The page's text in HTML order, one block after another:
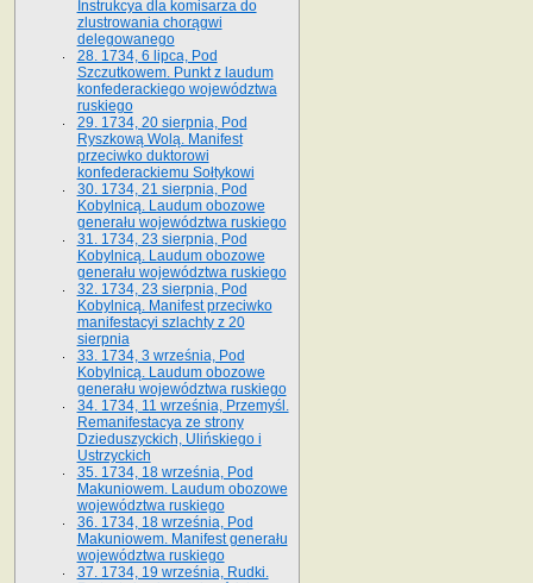
Instrukcya dla komisarza do
zlustrowania chorągwi
delegowanego
28. 1734, 6 lipca, Pod
Szczutkowem. Punkt z laudum
konfederackiego województwa
ruskiego
29. 1734, 20 sierpnia, Pod
Ryszkową Wolą. Manifest
przeciwko duktorowi
konfederackiemu Sołtykowi
30. 1734, 21 sierpnia, Pod
Kobylnicą. Laudum obozowe
generału województwa ruskiego
31. 1734, 23 sierpnia, Pod
Kobylnicą. Laudum obozowe
generału województwa ruskiego
32. 1734, 23 sierpnia, Pod
Kobylnicą. Manifest przeciwko
manifestacyi szlachty z 20
sierpnia
33. 1734, 3 września, Pod
Kobylnicą. Laudum obozowe
generału województwa ruskiego
34. 1734, 11 września, Przemyśl.
Remanifestacya ze strony
Dzieduszyckich, Ulińskiego i
Ustrzyckich
35. 1734, 18 września, Pod
Makuniowem. Laudum obozowe
województwa ruskiego
36. 1734, 18 września, Pod
Makuniowem. Manifest generału
województwa ruskiego
37. 1734, 19 września, Rudki.